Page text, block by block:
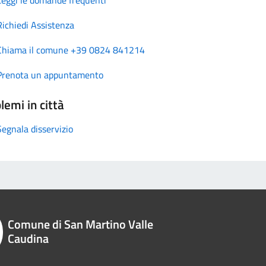
Assistenza
il comune +39 0824 841214
un appuntamento
in città
disservizio
Comune di San Martino Valle
Caudina